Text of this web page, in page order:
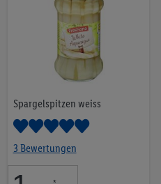
Spargelspitzen weiss
3 Bewertungen